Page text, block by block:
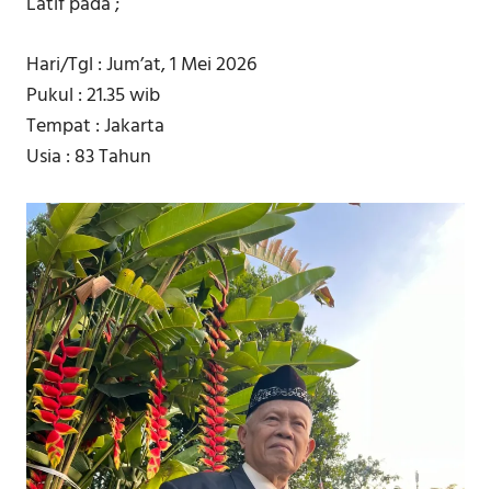
Hari/Tgl : Jum’at, 1 Mei 2026
Pukul : 21.35 wib
Tempat : Jakarta
Usia : 83 Tahun